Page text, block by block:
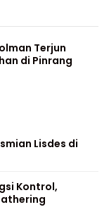
Terjun
di Pinrang
Lisdes di
Kontrol,